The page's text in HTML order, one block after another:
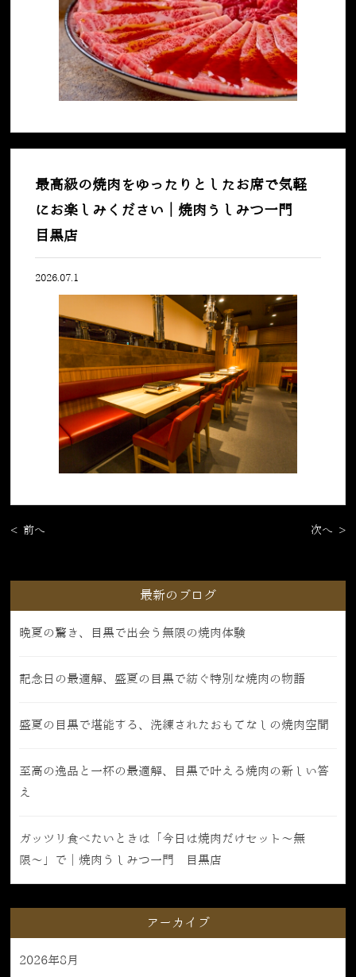
最高級の焼肉をゆったりとしたお席で気軽
にお楽しみください｜焼肉うしみつ一門
目黒店
2026.07.1
< 前へ 次へ >
最新のブログ
晩夏の驚き、目黒で出会う無限の焼肉体験
記念日の最適解、盛夏の目黒で紡ぐ特別な焼肉の物語
盛夏の目黒で堪能する、洗練されたおもてなしの焼肉空間
至高の逸品と一杯の最適解、目黒で叶える焼肉の新しい答
え
ガッツリ食べたいときは「今日は焼肉だけセット〜無
限〜」で｜焼肉うしみつ一門 目黒店
アーカイブ
2026年8月